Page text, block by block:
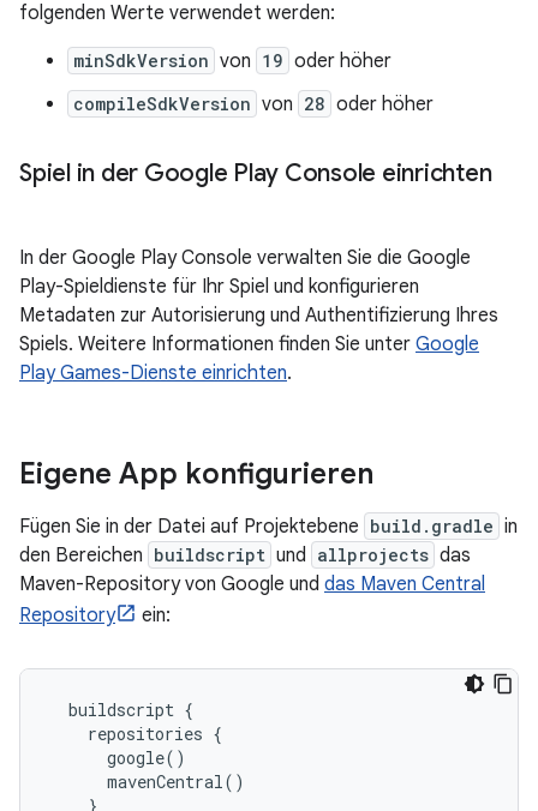
folgenden Werte verwendet werden:
minSdkVersion von 19 oder höher
compileSdkVersion von 28 oder höher
Spiel in der Google Play Console einrichten
In der Google Play Console verwalten Sie die Google
Play-Spieldienste für Ihr Spiel und konfigurieren
Metadaten zur Autorisierung und Authentifizierung Ihres
Spiels. Weitere Informationen finden Sie unter Google
Play Games-Dienste einrichten.
Eigene App konfigurieren
Fügen Sie in der Datei auf Projektebene build.gradle in
den Bereichen buildscript und allprojects das
Maven-Repository von Google und das Maven Central
Repository
ein:
  buildscript {
    repositories {
      google()
      mavenCentral()
    }